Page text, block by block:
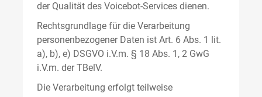
der Qualität des Voicebot-Services dienen.
Rechtsgrundlage für die Verarbeitung
personenbezogener Daten ist Art. 6 Abs. 1 lit.
a), b), e) DSGVO i.V.m. § 18 Abs. 1, 2 GwG
i.V.m. der TBelV.
Die Verarbeitung erfolgt teilweise